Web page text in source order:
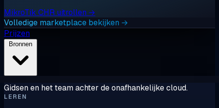
MikroTik CHR uitrollen →
Volledige marketplace bekijken →
Prijzen
Gidsen en het team achter de onafhankelijke cloud.
LEREN